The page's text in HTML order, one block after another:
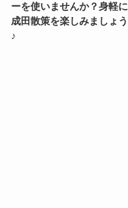
ーを使いませんか？身軽に
成田散策を楽しみましょう
♪